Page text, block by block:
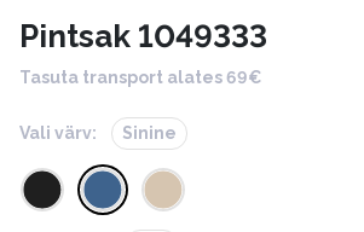
Pintsak 1049333
Tasuta transport alates 69€
Vali värv: Sinine